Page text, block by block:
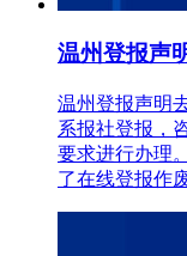
温州登报声
温州登报声明
系报社登报，
要求进行办理
了在线登报作